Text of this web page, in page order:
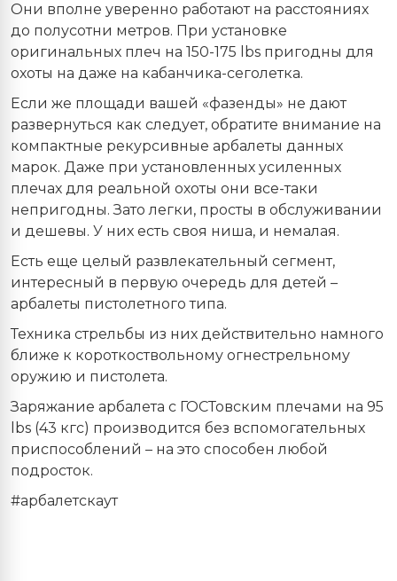
Они вполне уверенно работают на расстояниях
до полусотни метров. При установке
оригинальных плеч на 150-175 lbs пригодны для
охоты на даже на кабанчика-сеголетка.
Если же площади вашей «фазенды» не дают
развернуться как следует, обратите внимание на
компактные рекурсивные арбалеты данных
марок. Даже при установленных усиленных
плечах для реальной охоты они все-таки
непригодны. Зато легки, просты в обслуживании
и дешевы. У них есть своя ниша, и немалая.
Есть еще целый развлекательный сегмент,
интересный в первую очередь для детей –
арбалеты пистолетного типа.
Техника стрельбы из них действительно намного
ближе к короткоствольному огнестрельному
оружию и пистолета.
Заряжание арбалета с ГОСТовским плечами на 95
lbs (43 кгс) производится без вспомогательных
приспособлений – на это способен любой
подросток.
#арбалетскаут